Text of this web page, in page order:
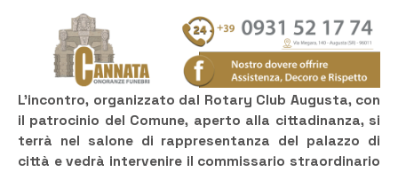
L’incontro, organizzato dal Rotary Club Augusta, con
il patrocinio del Comune, aperto alla cittadinanza, si
terrà nel salone di rappresentanza del palazzo di
città e vedrà intervenire il commissario straordinario